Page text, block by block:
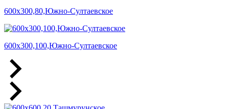
600х300,80,Южно-Султаевское
600х300,100,Южно-Султаевское